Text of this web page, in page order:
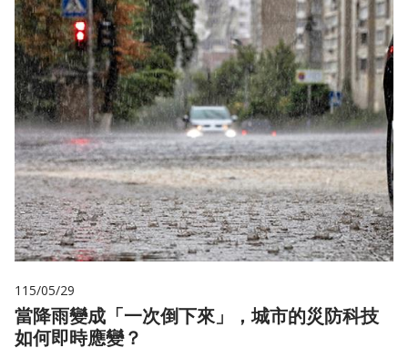
115/05/29
當降雨變成「一次倒下來」，城市的災防科技
如何即時應變？